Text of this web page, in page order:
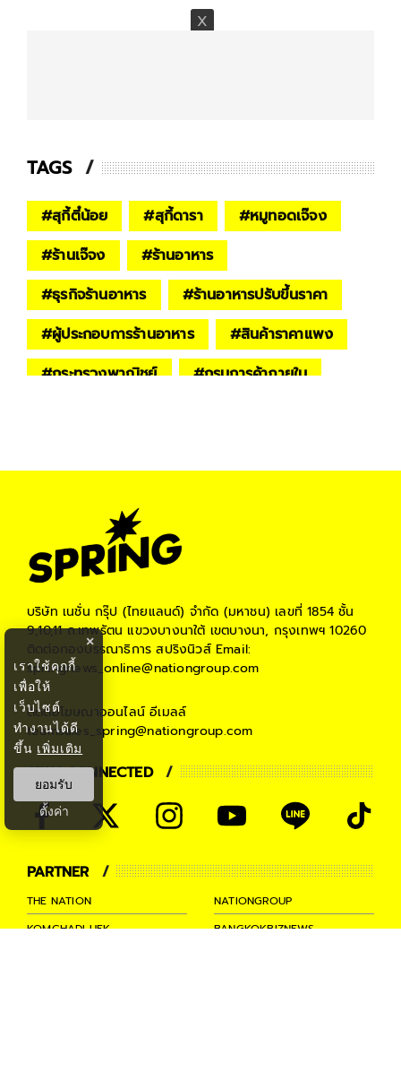
TAGS
#สุกี้ตี๋น้อย​ #สุกี้ดารา #หมูทอดเจ๊จง
#ร้านเจ๊จง #ร้านอาหาร
#ธุรกิจร้านอาหาร #ร้านอาหารปรับขึ้นราคา
#ผู้ประกอบการร้านอาหาร #สินค้าราคาแพง
#กระทรวงพาณิชย์ #กรมการค้าภายใน
บริษัท เนชั่น กรุ๊ป (ไทยแลนด์) จำกัด (มหาชน) เลขที่ 1854 ชั้น
9,10,11 ถ.เทพรัตน แขวงบางนาใต้ เขตบางนา, กรุงเทพฯ 10260
ติดต่อกองบรรณาธิการ สปริงนิวส์Email:
springnews_online@nationgroup.com
ติดต่อโฆษณาออนไลน์ อีเมลล์
teamsales_spring@nationgroup.com
STAY CONNECTED
PARTNER
THE NATION
NATIONGROUP
KOMCHADLUEK
BANGKOKBIZNEWS
×
เราใช้คุกกี้
เพื่อให้
เว็บไซต์
ทำงานได้ดี
ขึ้น เพิ่มเติม
ยอมรับ
ตั้งค่า